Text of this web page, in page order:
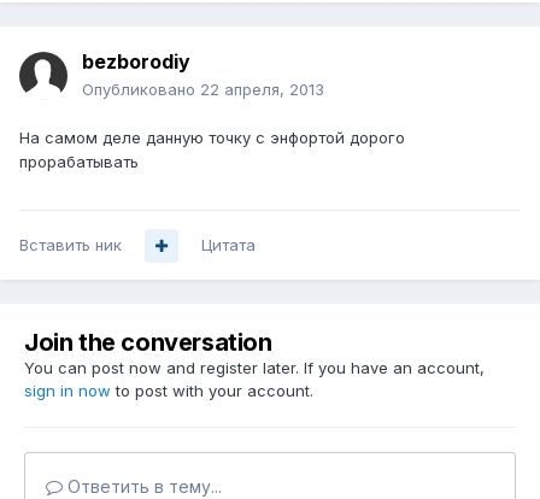
bezborodiy
Опубликовано 22 апреля, 2013
На самом деле данную точку с энфортой дорого
прорабатывать
Вставить ник Цитата
Join the conversation
You can post now and register later. If you have an account,
sign in now to post with your account.
Ответить в тему...